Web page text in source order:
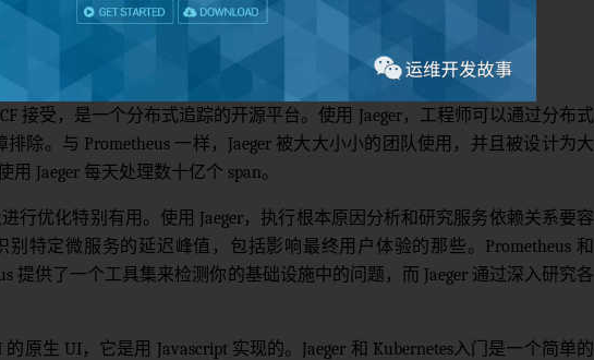
接受，是一个分布式追踪的开源平台。使用 Jaeger，工程师可以通过分布式
除。与 Prometheus 一样，Jaeger 被大大小小的团队使用，并且被设计为大
Jaeger 每天处理数十亿个 span。
行优化特别有用。使用 Jaeger，执行根本原因分析和研究服务依赖关系要容
别特定微服务的延迟峰值，包括影响最终用户体验的那些。Prometheus 和
提供了一个工具集来检测你的基础设施中的问题，而 Jaeger 通过深入研究各
的原生 UI，它是用 Javascript 实现的。Jaeger 和 Kubernetes入门是一个简单的